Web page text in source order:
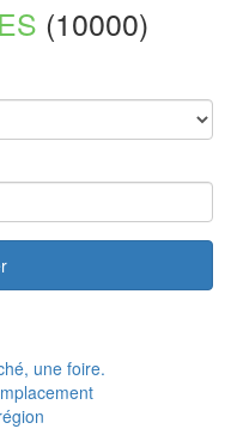
(10000)
une foire.